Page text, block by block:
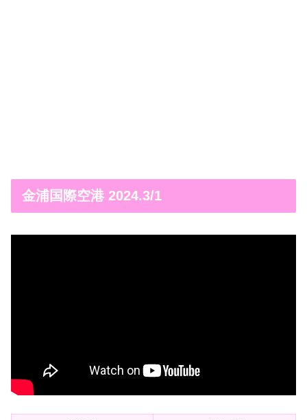
金浦国際空港 2024.3/1